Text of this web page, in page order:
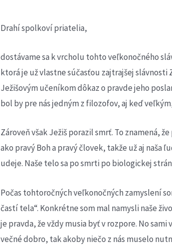
Drahí spolkoví priatelia,
dostávame sa k vrcholu tohto veľkonočného
ktorá je už vlastne súčasťou zajtrajšej
Ježišovým učeníkom dôkaz o pravde jeho
bol by pre nás jedným z filozofov, aj keď
Zároveň však Ježiš porazil smrť. To znamená,
ako pravý Boh a pravý človek, takže už aj naša
udeje. Naše telo sa po smrti po biologickej
Počas tohtoročných veľkonočných zamyslení
častí tela“. Konkrétne som mal namysli naše
je pravda, že vždy musia byť v rozpore. No
večné dobro, tak akoby niečo z nás muselo